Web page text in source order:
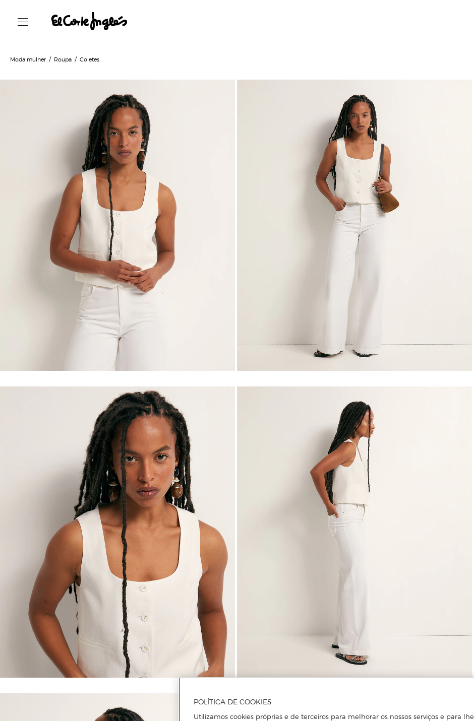
Moda mulher Roupa Coletes
POLÍTICA DE COOKIES
Utilizamos cookies próprias e de terceiros para melhorar os nossos serviços e para lhe